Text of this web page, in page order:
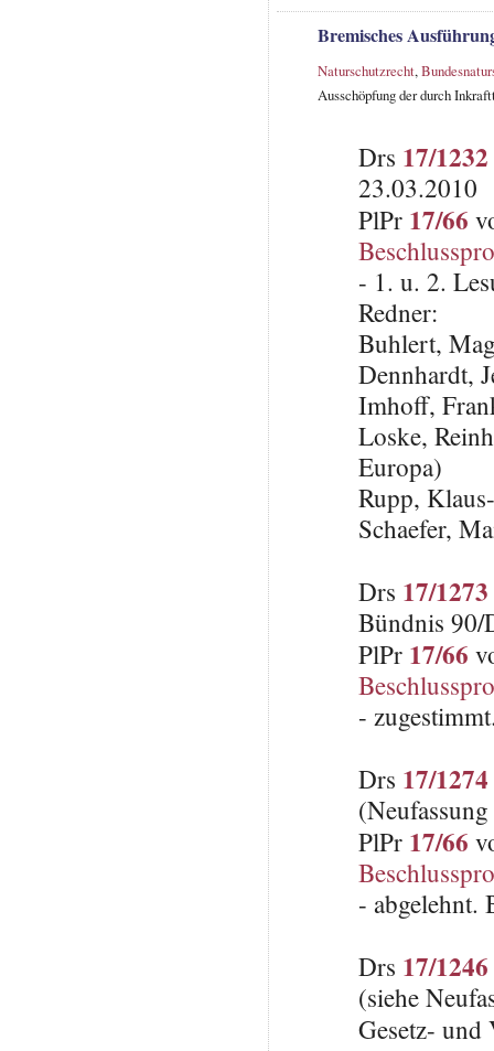
Bremisches
Naturschutzrecht,
Ausschöpfung der durch
Drs 17/1232
23.03.2010
PlPr 17/66
- 1. u. 2.
Redner:
Buhlert,
Dennhardt,
Imhoff,
Loske,
Europa)
Rupp,
Schaefer,
Drs 17/1273
Bündnis 90/
PlPr 17/66
-
Drs 17/1274
PlPr 17/66
- abgelehnt.
Drs 17/1246
(siehe
Gesetz-